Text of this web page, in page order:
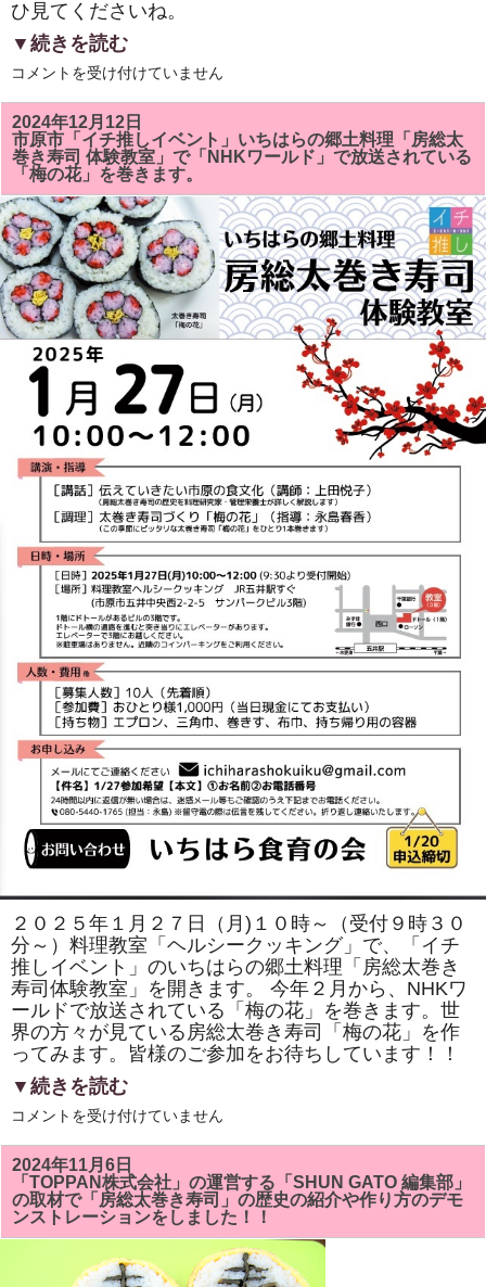
ひ見てくださいね。
▼続きを読む
２
２
５
年
新
年
明
け
ま
し
て
お
め
で
と
う
ご
ざ
コメントを受け付けていません
2024年12月12日
市原市「イチ推しイベント」いちはらの郷土料理「房総太
巻き寿司 体験教室」で「NHKワールド」で放送されている
「梅の花」を巻きます。
２０２５年１月２７日（月)１０時～（受付９時３０
分～）料理教室「ヘルシークッキング」で、「イチ
推しイベント」のいちはらの郷土料理「房総太巻き
寿司体験教室」を開きます。 今年２月から、NHKワ
ールドで放送されている「梅の花」を巻きます。世
界の方々が見ている房総太巻き寿司「梅の花」を作
ってみます。皆様のご参加をお待ちしています！！
▼続きを読む
市
市
「イ
チ
推
し
イ
ベ
コメントを受け付けていません
2024年11月6日
「TOPPAN株式会社」の運営する「SHUN GATO 編集部」
の取材で「房総太巻き寿司」の歴史の紹介や作り方のデモ
ンストレーションをしました！！